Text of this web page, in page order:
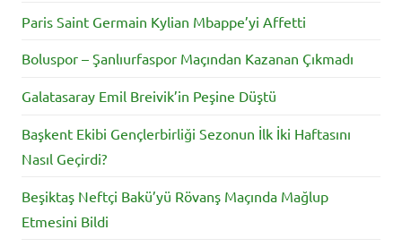
Paris Saint Germain Kylian Mbappe’yi Affetti
Boluspor – Şanlıurfaspor Maçından Kazanan Çıkmadı
Galatasaray Emil Breivik’in Peşine Düştü
Başkent Ekibi Gençlerbirliği Sezonun İlk İki Haftasını
Nasıl Geçirdi?
Beşiktaş Neftçi Bakü’yü Rövanş Maçında Mağlup
Etmesini Bildi